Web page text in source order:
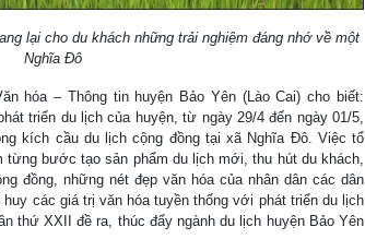
lại cho du khách những trải nghiệm đáng nhớ về một
Nghĩa Đô
hóa – Thông tin huyện Bảo Yên (Lào Cai) cho biết:
triển du lịch của huyện, từ ngày 29/4 đến ngày 01/5,
kích cầu du lịch cộng đồng tại xã Nghĩa Đô. Việc tổ
từng bước tạo sản phẩm du lịch mới, thu hút du khách,
đồng, những nét đẹp văn hóa của nhân dân các dân
các giá trị văn hóa tuyền thống với phát triển du lịch
thứ XXII đề ra, thúc đẩy ngành du lịch huyện Bảo Yên